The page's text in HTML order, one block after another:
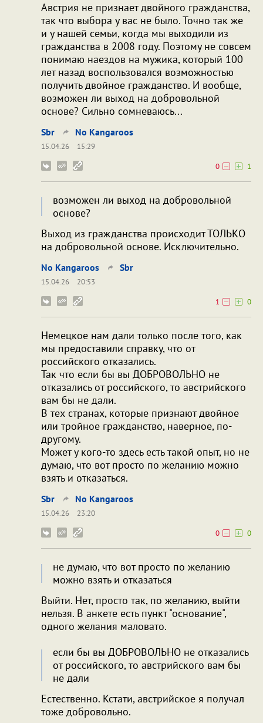
Австрия не признает двойного гражданства,
так что выбора у вас не было. Точно так же
и у нашей семьи, когда мы выходили из
гражданства в 2008 году. Поэтому не совсем
понимаю наездов на мужика, который 100
лет назад воспользовался возможностью
получить двойное гражданство. И вообще,
возможен ли выход на добровольной
основе? Сильно сомневаюсь...
Sbr No Kangaroos
15.04.26
15:29
0
1
возможен ли выход на добровольной
основе?
Выход из гражданства происходит ТОЛЬКО
на добровольной основе. Исключительно.
No Kangaroos Sbr
15.04.26
20:53
1
0
Немецкое нам дали только после того, как
мы предоставили справку, что от
российского отказались.
Так что если бы вы ДОБРОВОЛЬНО не
отказались от российского, то австрийского
вам бы не дали.
В тех странах, которые признают двойное
или тройное гражданство, наверное, по-
другому.
Может у кого-то здесь есть такой опыт, но не
думаю, что вот просто по желанию можно
взять и отказаться.
Sbr No Kangaroos
15.04.26
23:20
0
0
не думаю, что вот просто по желанию
можно взять и отказаться
Выйти. Нет, просто так, по желанию, выйти
нельзя. В анкете есть пункт "основание",
одного желания маловато.
если бы вы ДОБРОВОЛЬНО не отказались
от российского, то австрийского вам бы
не дали
Естественно. Кстати, австрийское я получал
тоже добровольно.